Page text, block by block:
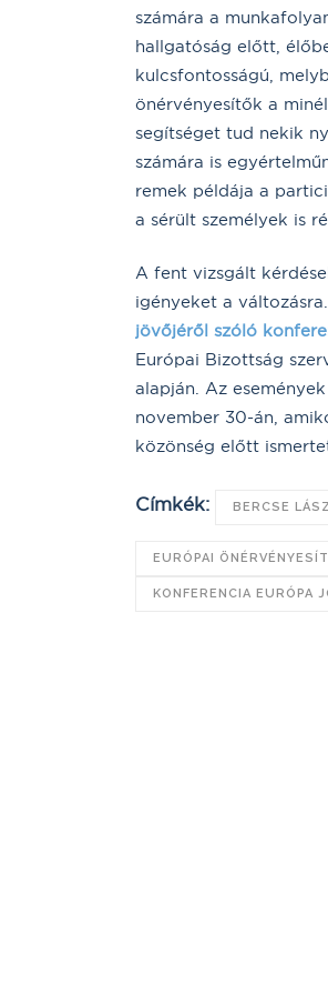
számára a
hallgatóság előtt,
kulcsfontosságú,
önérvényesítők a
segítséget tud nekik
számára is
remek példája a
a sérült személyek is
A fent vizsgált
igényeket a
jövőjéről szóló
Európai Bizottság
alapján. Az
november 30-án,
közönség előtt
Címkék: BERCSE
EURÓPAI
KONFERENCIA EURÓPA